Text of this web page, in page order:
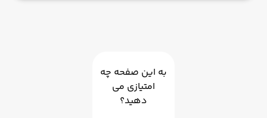
کهن مردم، روح سفر شما را جلا می‌دهد. اگر قصد دارید با
به این صفحه چه
امتیازی می
دهید؟